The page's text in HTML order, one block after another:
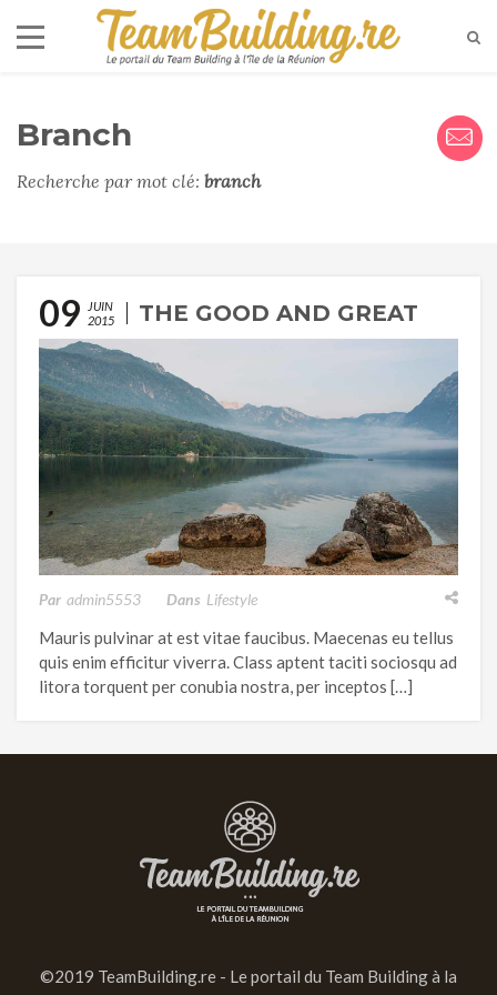
Branch
Recherche par mot clé: branch
09
JUIN
2015
THE GOOD AND GREAT
Par Admin5553 Dans Lifestyle
Mauris pulvinar at est vitae faucibus. Maecenas eu tellus
quis enim efficitur viverra. Class aptent taciti sociosqu ad
litora torquent per conubia nostra, per inceptos […]
©2019 TeamBuilding.re - Le portail du Team Building à la